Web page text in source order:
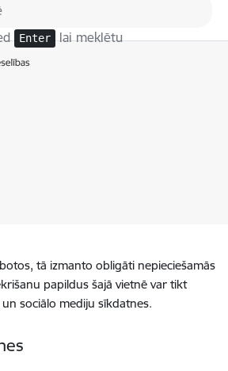
Enter lai meklētu
tā izmanto obligāti nepieciešamās
papildus šajā vietnē var tikt
sociālo mediju sīkdatnes.